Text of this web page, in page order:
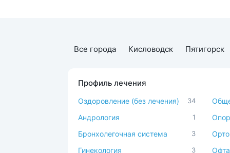
Все города Кисловодск Пятигорск
Профиль лечения
Оздоровление (без лечения) 34
Андрология 1
Бронхолегочная система 3
Гинекология 3